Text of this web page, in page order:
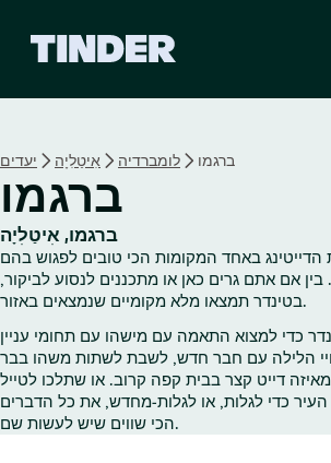
ת
י
נ
ד
יעדים אִיטַלִיָה לומברדיה ברגמו
ברגמו
ברגמו, אִיטַלִיָה
הדייטינג באחד המקומות הכי טובים לפגוש בהם
אם אתם גרים כאן או מתכננים לנסוע לביקור,
בטינדר תמצאו מלא מקומיים שנמצאים באזור.
כדי למצוא התאמה עם מישהו עם תחומי עניין
הלילה עם חבר חדש, לשבת לשתות משהו בבר
דייט קצר בבית קפה קרוב. או שתלכו לטייל
כדי לגלות, או לגלות‑מחדש, את כל הדברים
הכי שווים שיש לעשות שם.